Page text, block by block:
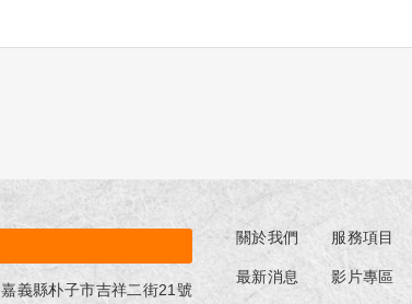
嘉義縣朴子市吉祥二街21號
關於我們
最新消息
服務項目
影片專區